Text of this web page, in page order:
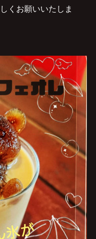
くお願いいたしま